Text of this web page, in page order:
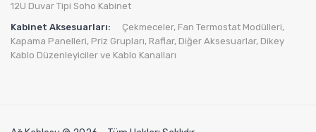
12U Duvar Tipi Soho Kabinet
Kabinet Aksesuarları:
Çekmeceler, Fan Termostat Modülleri,
Kapama Panelleri, Priz Grupları, Raflar, Diğer Aksesuarlar, Dikey
Kablo Düzenleyiciler ve Kablo Kanalları